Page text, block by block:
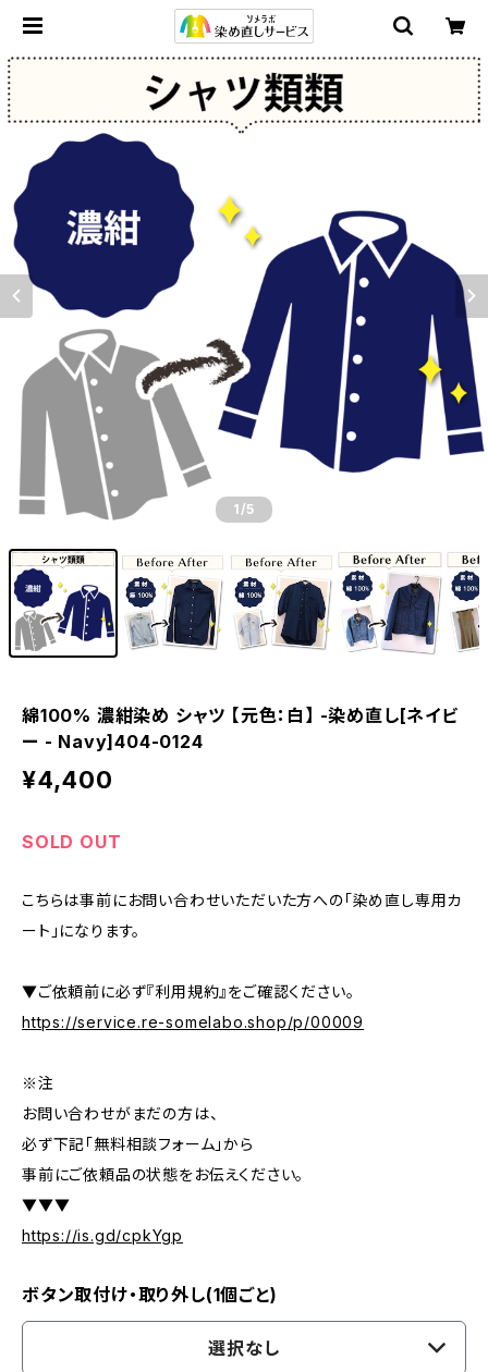
1 /5
綿100% 濃紺染め シャツ 【元色：白】 -染め直し[ネイビ
ー - Navy]404-0124
¥4,400
SOLD OUT
こちらは事前にお問い合わせいただいた方への「染め直し専用カ
ート」になります。
▼ご依頼前に必ず『利用規約』をご確認ください。
https://service.re-somelabo.shop/p/00009
※注
お問い合わせがまだの方は、
必ず下記「無料相談フォーム」から
事前にご依頼品の状態をお伝えください。
▼▼▼
https://is.gd/cpkYgp
ボタン取付け・取り外し(1個ごと)
選択なし